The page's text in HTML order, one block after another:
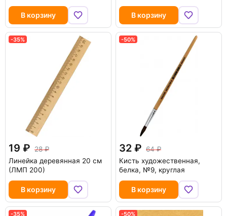
В корзину В корзину
-35%
19
28
Линейка деревянная 20 см
(ЛМП 200)
В корзину
-50%
32
64
Кисть художественная,
белка, №9, круглая
В корзину
-35% -50%